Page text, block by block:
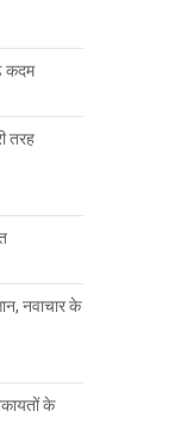
कदम
तरह
नवाचार के
के